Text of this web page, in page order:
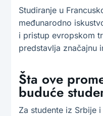
Studiranje u
međunarodno
i pristup evropskom
predstavlja značajnu
Šta ove
buduće
Za studente iz Srbije